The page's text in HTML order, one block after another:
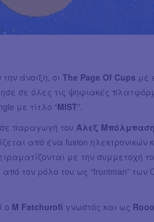
άνοιξη, οι Τhe Page Of Cups με
σε όλες τις ψηφιακές
με τίτλο “MIST”.
παραγωγή του Άλεξ Μπόλμπαση
από ένα fusion ηλεκτρονικών
με την συμμετοχή
από τον ρόλο του ως “frontman” των
o M Fatchurofi γνωστός και ως